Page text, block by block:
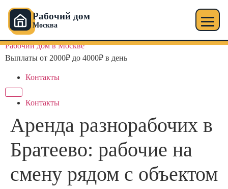
Рабочий дом
Москва
Перейти
Рабочий дом в Москве
Выплаты от 2000₽ до 4000₽ в день
Контакты
Контакты
Аренда разнорабочих в
Братеево: рабочие на
смену рядом с объектом